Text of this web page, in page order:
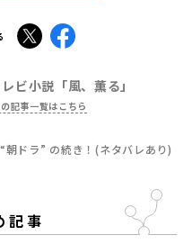
X Facebook
ビ小説「風、薫る」
記事一覧はこちら
朝ドラ” の続き！(ネタバレあり)
記事